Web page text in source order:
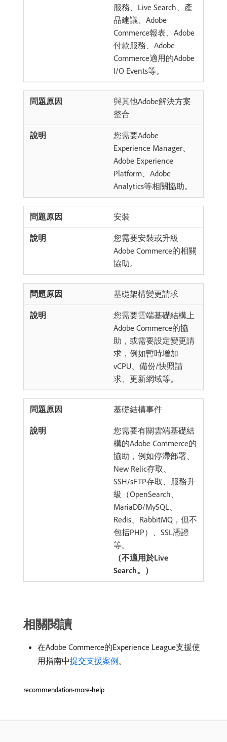
服務、Live Search、產
品建議、Adobe
Commerce報表、Adobe
付款服務、Adobe
Commerce適用的Adobe
I/O Events等。
與其他Adobe解決方案
整合
您需要Adobe
Experience Manager、
Adobe Experience
Platform、Adobe
Analytics等相關協助。
安裝
您需要安裝或升級
Adobe Commerce的相關
協助。
基礎架構變更請求
您需要雲端基礎結構上
Adobe Commerce的協
助，或需要設定變更請
求，例如暫時增加
vCPU、備份/快照請
求、更新網域等。
基礎結構事件
您需要有關雲端基礎結
構的Adobe Commerce的
協助，例如停滯部署、
New Relic存取、
SSH/sFTP存取、服務升
級（OpenSearch、
MariaDB/MySQL、
Redis、RabbitMQ，但不
包括PHP）、SSL憑證
等。
（不適用於Live
Search。）
相關閱讀
在Adobe Commerce的Experience League支援使
用指南中提交支援案例。
recommendation-more-help